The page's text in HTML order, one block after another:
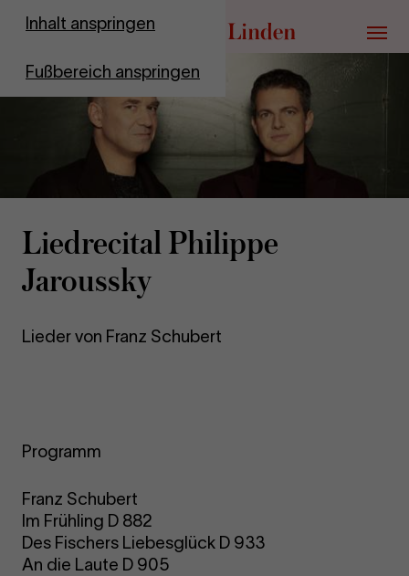
Inhalt anspringen
Fußbereich anspringen
Zur Startseite
Menü
Liedre­ci­tal Phil­ip­pe
Jarouss­ky
Lieder von Franz Schubert
Programm
Franz Schubert
Im Frühling D 882
Des Fischers Liebesglück D 933
An die Laute D 905